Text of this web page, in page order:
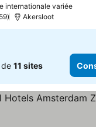
internationale variée
Akersloot
11 sites